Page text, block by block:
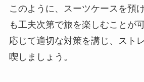
このように、スーツケースを預
も工夫次第で旅を楽しむことが
応じて適切な対策を講じ、スト
喫しましょう。